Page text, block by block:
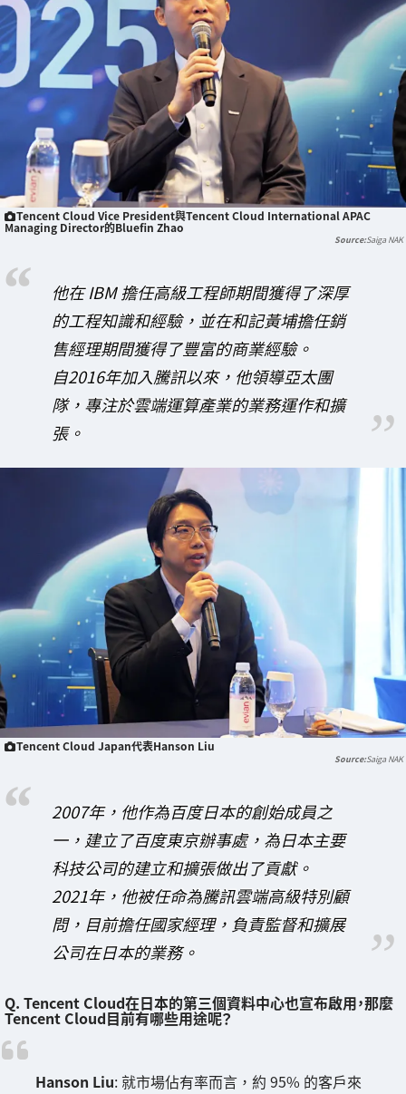
Tencent Cloud Vice President與Tencent Cloud International APAC
Managing Director的Bluefin Zhao
Saiga NAK
他在 IBM 擔任高級工程師期間獲得了深厚
的工程知識和經驗，並在和記黃埔擔任銷
售經理期間獲得了豐富的商業經驗。
自2016年加入騰訊以來，他領導亞太團
隊，專注於雲端運算產業的業務運作和擴
張。
Tencent Cloud Japan代表Hanson Liu
Saiga NAK
2007年，他作為百度日本的創始成員之
一，建立了百度東京辦事處，為日本主要
科技公司的建立和擴張做出了貢獻。
2021年，他被任命為騰訊雲端高級特別顧
問，目前擔任國家經理，負責監督和擴展
公司在日本的業務。
Q. Tencent Cloud在日本的第三個資料中心也宣布啟用，那麼
Tencent Cloud目前有哪些用途呢？
Hanson Liu: 就市場佔有率而言，約 95% 的客戶來